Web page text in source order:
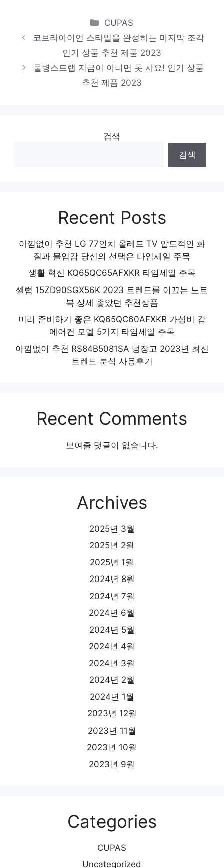
Categories
CUPAS
코브라아이언 스타일을 완성하는 마지막 조각
인기 상품 추천 제품 2023
물병스트랩 지금이 아니면 못 사요! 인기 상품
추천 제품 2023
검색
검색
Recent Posts
아낌없이 추천 LG 77인치 올레드 TV 압도적인 화
질과 몰입감 당신의 선택은 타임세일 주목
생활 혁신 KQ65QC65AFXKR 타임세일 주목
셀럽 15ZD90SGX56K 2023 트렌드를 이끄는 노트
북 상세 좋았던 추천상품
미리 준비하기 좋은 KQ65QC60AFXKR 가성비 갑
에어컨 모델 5가지 타임세일 주목
아낌없이 추천 RS84B5081SA 냉장고 2023년 최신
트렌드 분석 사용후기
Recent Comments
보여줄 댓글이 없습니다.
Archives
2025년 3월
2025년 2월
2025년 1월
2024년 8월
2024년 7월
2024년 6월
2024년 5월
2024년 4월
2024년 3월
2024년 2월
2024년 1월
2023년 12월
2023년 11월
2023년 10월
2023년 9월
Categories
CUPAS
Uncategorized